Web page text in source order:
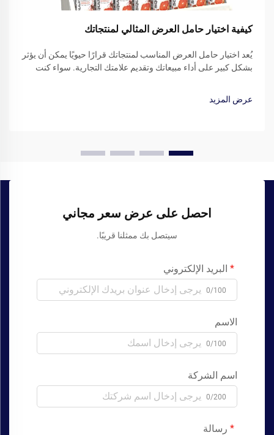
كيفية اختيار حامل العرض المثالي لمنتجاتك
يُعد اختيار حامل العرض المناسب لمنتجاتك قرارًا حيويًا يمكن أن يؤثر
بشكل كبير على أداء مبيعاتك وتقديم علامتك التجارية. سواء كنت
عرض المزيد
احصل على عرض سعر مجاني
سيتصل بك ممثلنا قريبًا.
البريد الإلكتروني
0/100
الاسم
0/100
اسم الشركة
0/200
رسالة